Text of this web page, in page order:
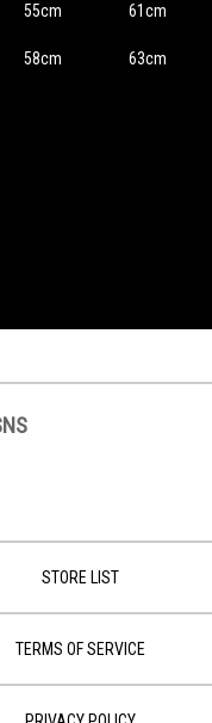
55cm 61cm
58cm 63cm
STORE LIST
TERMS OF SERVICE